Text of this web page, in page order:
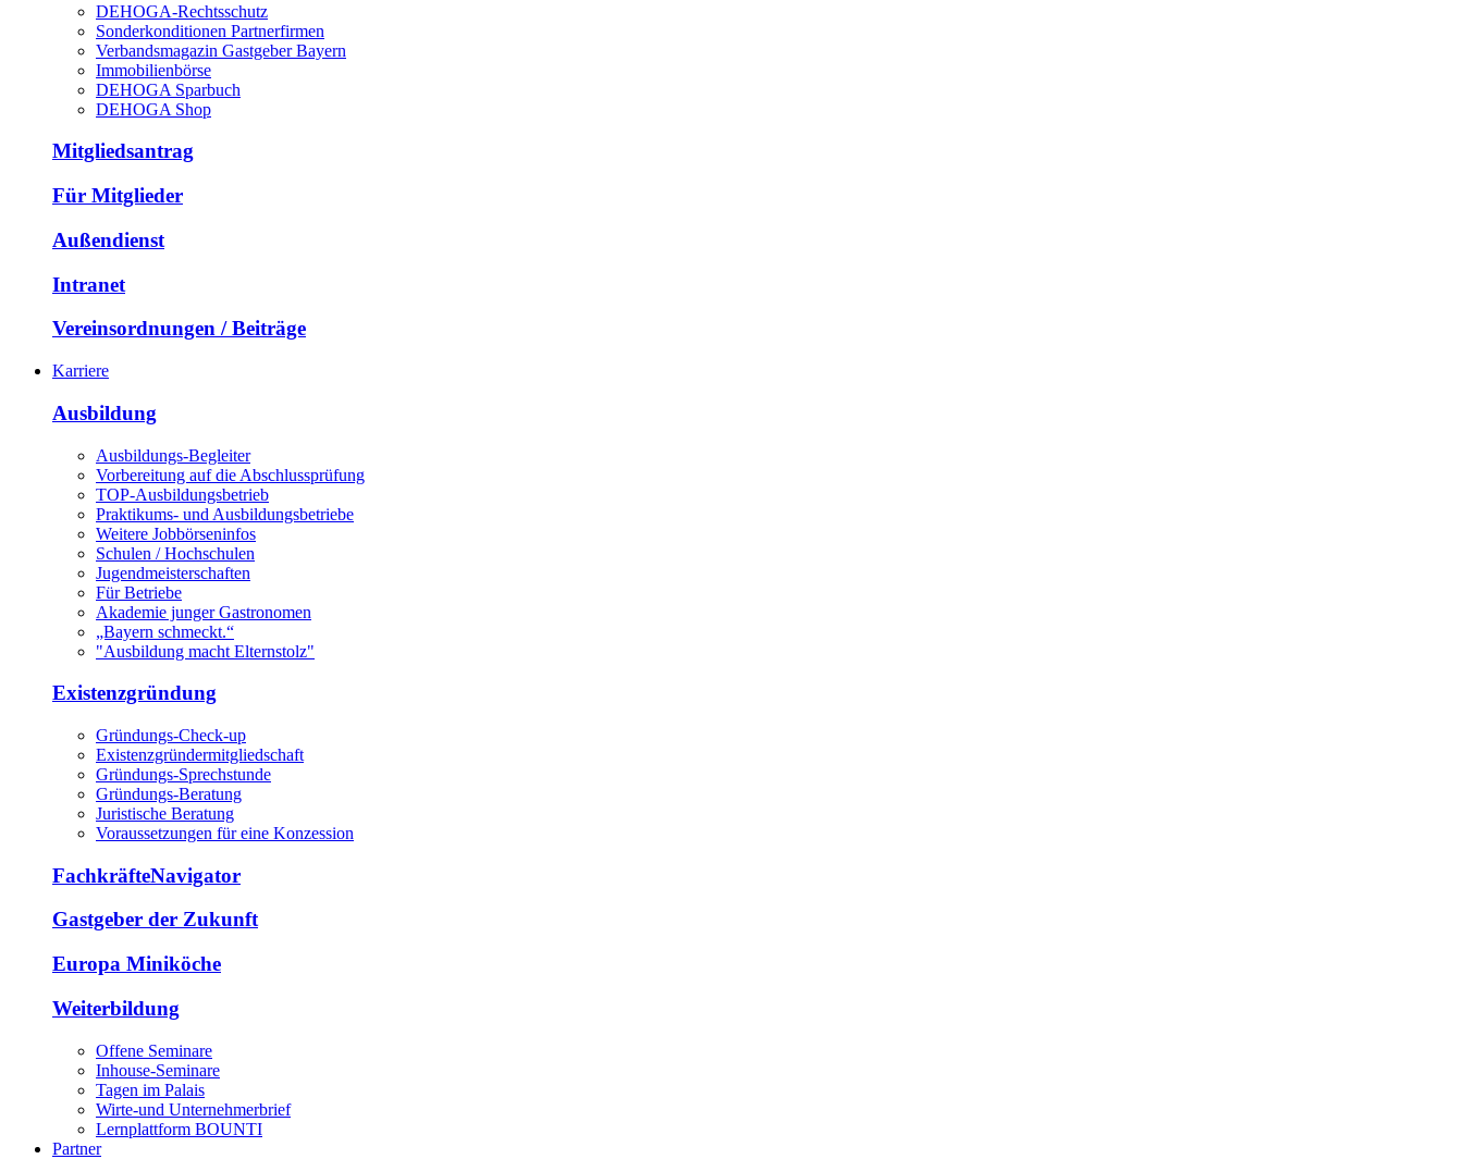
DEHOGA-Rechtsschutz
Sonderkonditionen Partnerfirmen
Verbandsmagazin Gastgeber Bayern
Immobilienbörse
DEHOGA Sparbuch
DEHOGA Shop
Mitgliedsantrag
Für Mitglieder
Außendienst
Intranet
Vereinsordnungen / Beiträge
Karriere
Ausbildung
Ausbildungs-Begleiter
Vorbereitung auf die Abschlussprüfung
TOP-Ausbildungsbetrieb
Praktikums- und Ausbildungsbetriebe
Weitere Jobbörseninfos
Schulen / Hochschulen
Jugendmeisterschaften
Für Betriebe
Akademie junger Gastronomen
„Bayern schmeckt.“
"Ausbildung macht Elternstolz"
Existenzgründung
Gründungs-Check-up
Existenzgründermitgliedschaft
Gründungs-Sprechstunde
Gründungs-Beratung
Juristische Beratung
Voraussetzungen für eine Konzession
FachkräfteNavigator
Gastgeber der Zukunft
Europa Miniköche
Weiterbildung
Offene Seminare
Inhouse-Seminare
Tagen im Palais
Wirte-und Unternehmerbrief
Lernplattform BOUNTI
Partner